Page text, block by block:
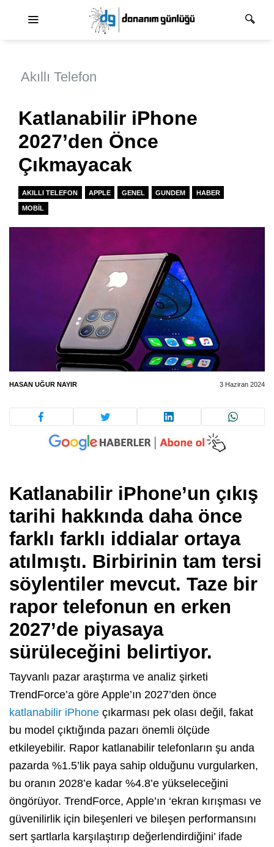
Akıllı Telefon
Katlanabilir iPhone
2027’den Önce
Çıkmayacak
AKILLI TELEFON APPLE GENEL GUNDEM HABER
MOBIL
HASAN UĞUR NAYIR 3 Haziran 2024
Katlanabilir iPhone’un çıkış
tarihi hakkında daha önce
farklı farklı iddialar ortaya
atılmıştı. Birbirinin tam tersi
söylentiler mevcut. Taze bir
rapor telefonun en erken
2027’de piyasaya
sürüleceğini belirtiyor.
Tayvanlı pazar araştırma ve analiz şirketi
TrendForce’a göre Apple’ın 2027’den önce
katlanabilir iPhone çıkarması pek olası değil, fakat
bu model çıktığında pazarı önemli ölçüde
etkileyebilir. Rapor katlanabilir telefonların şu anda
pazarda %1.5’lik paya sahip olduğunu vurgularken,
bu oranın 2028’e kadar %4.8’e yükseleceğini
öngörüyor. TrendForce, Apple’ın ‘ekran kırışması ve
güvenilirlik için bileşenleri ve bileşen performansını
sert şartlarla karşılaştırıp değerlendirdiğini’ ifade